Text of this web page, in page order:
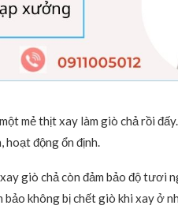
mẻ thịt xay làm giò chả rồi
hoạt động ổn định.
giò chả còn đảm bảo độ tươi
bảo không bị chết giò khi xay ở